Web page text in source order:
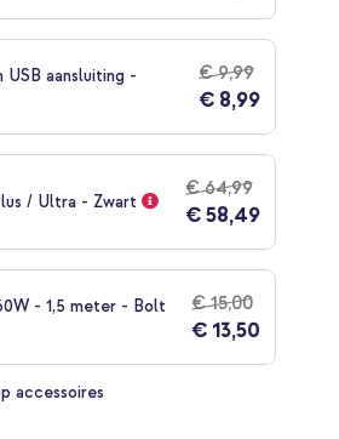
aansluiting -
€ 9,99
€ 8,99
/ Ultra - Zwart
€ 64,99
€ 58,49
- 1,5 meter - Bolt
€ 15,00
€ 13,50
accessoires